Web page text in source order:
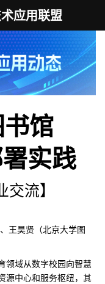
馆
实践
流】
王昊贤（北京大学图
领域从数字校园向智慧
源中心和服务枢纽，其
应用联盟